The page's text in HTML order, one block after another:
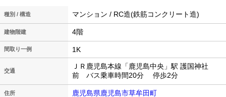
種別 / 構造 マンション / RC造(鉄筋コンクリート造)
建物階建 4階
間取り一例 1K
交通
ＪＲ鹿児島本線「鹿児島中央」駅 護国神社
前 バス乗車時間20分 停歩2分
住所 鹿児島県鹿児島市草牟田町